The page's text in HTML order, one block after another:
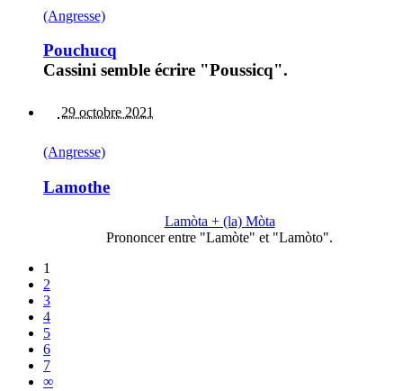
(Angresse)
Pouchucq
Cassini semble écrire "Poussicq".
29 octobre 2021
(Angresse)
Lamothe
Lamòta + (la) Mòta
Prononcer entre "Lamòte" et "Lamòto".
1
2
3
4
5
6
7
∞